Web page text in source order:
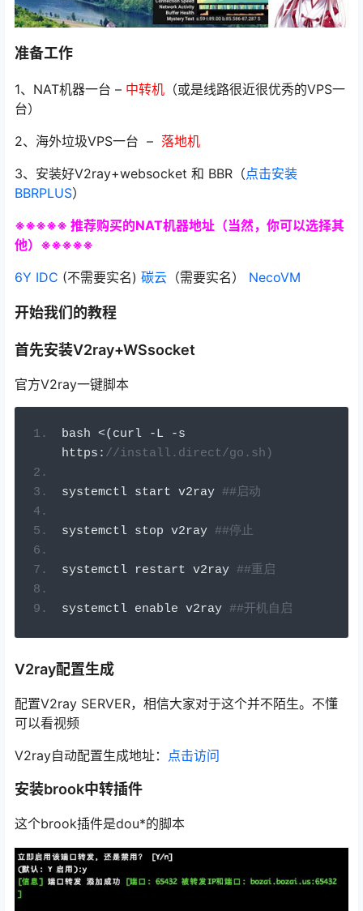
准备工作
1、NAT机器一台 – 中转机 （或是线路很近很优秀的VPS一
台）
2、海外垃圾VPS一台 – 落地机
3、安装好V2ray+websocket 和 BBR（点击安装
BBRPLUS）
※※※※※ 推荐购买的NAT机器地址（当然，你可以选择其
他）※※※※※
6Y IDC (不需要实名) 碳云 （需要实名） NecoVM
开始我们的教程
首先安装V2ray+WSsocket
官方V2ray一键脚本
bash <( curl -L -s
https : //install.direct/go.sh)
systemctl start v2ray ##启动
systemctl stop v2ray ##停止
systemctl restart v2ray ##重启
systemctl enable v2ray ##开机自启
V2ray配置生成
配置V2ray SERVER，相信大家对于这个并不陌生。不懂
可以看视频
V2ray自动配置生成地址： 点击访问
安装brook中转插件
这个brook插件是dou*的脚本